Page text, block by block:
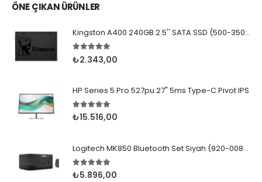
ÖNE ÇIKAN ÜRÜNLER
Kingston A400 240GB 2.5'' SATA SSD (500-350MB/s)
5.005 üzerinden
₺2.343,00
HP Series 5 Pro 527pu 27" 5ms Type-C Pivot IPS
5.005 üzerinden
₺15.516,00
Logitech MK850 Bluetooth Set Siyah (920-008230)
5.005 üzerinden
₺5.896,00